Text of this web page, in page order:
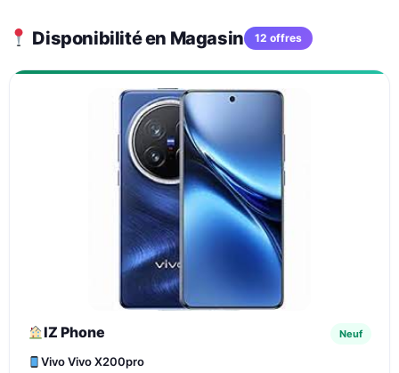
Disponibilité en Magasin 12 offres
IZ Phone Neuf
Vivo Vivo X200pro